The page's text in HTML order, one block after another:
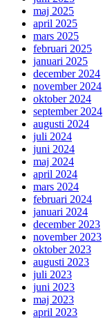
maj 2025
april 2025
mars 2025
februari 2025
januari 2025
december 2024
november 2024
oktober 2024
september 2024
augusti 2024
juli 2024
juni 2024
maj 2024
april 2024
mars 2024
februari 2024
januari 2024
december 2023
november 2023
oktober 2023
augusti 2023
juli 2023
juni 2023
maj 2023
april 2023